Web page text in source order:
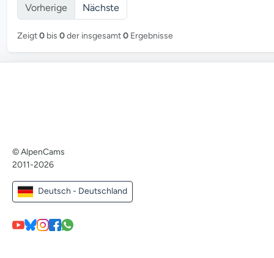
Vorherige Nächste
Zeigt0 bis 0der insgesamt0 Ergebnisse
© AlpenCams
2011-2026
Deutsch - Deutschland